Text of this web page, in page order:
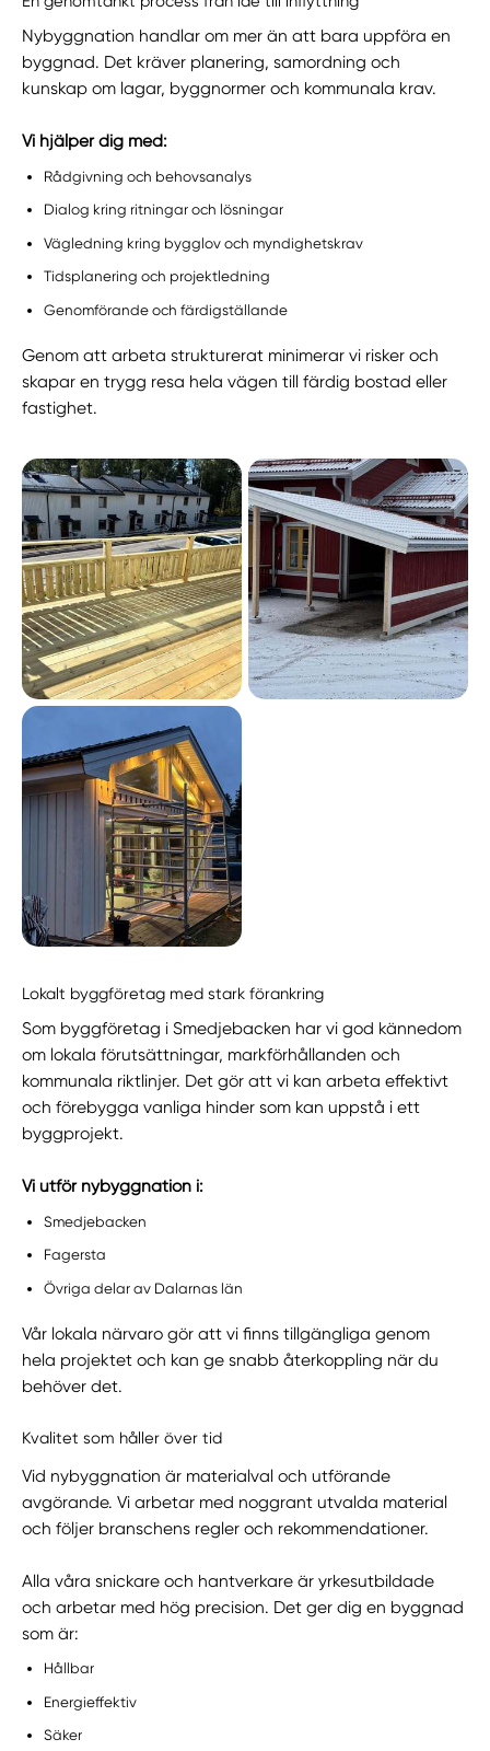
Nybyggnation handlar om mer än att bara uppföra en
byggnad. Det kräver planering, samordning och
kunskap om lagar, byggnormer och kommunala krav.
Vi hjälper dig med:
Rådgivning och behovsanalys
Dialog kring ritningar och lösningar
Vägledning kring bygglov och myndighetskrav
Tidsplanering och projektledning
Genomförande och färdigställande
Genom att arbeta strukturerat minimerar vi risker och
skapar en trygg resa hela vägen till färdig bostad eller
fastighet.
Lokalt byggföretag med stark förankring
Som byggföretag i Smedjebacken har vi god kännedom
om lokala förutsättningar, markförhållanden och
kommunala riktlinjer. Det gör att vi kan arbeta effektivt
och förebygga vanliga hinder som kan uppstå i ett
byggprojekt.
Vi utför nybyggnation i:
Smedjebacken
Fagersta
Övriga delar av Dalarnas län
Vår lokala närvaro gör att vi finns tillgängliga genom
hela projektet och kan ge snabb återkoppling när du
behöver det.
Kvalitet som håller över tid
Vid nybyggnation är materialval och utförande
avgörande. Vi arbetar med noggrant utvalda material
och följer branschens regler och rekommendationer.
Alla våra snickare och hantverkare är yrkesutbildade
och arbetar med hög precision. Det ger dig en byggnad
som är:
Hållbar
Energieffektiv
Säker